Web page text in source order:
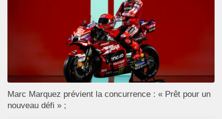
Marc Marquez prévient la concurrence : « Prêt pour un
nouveau défi » ;